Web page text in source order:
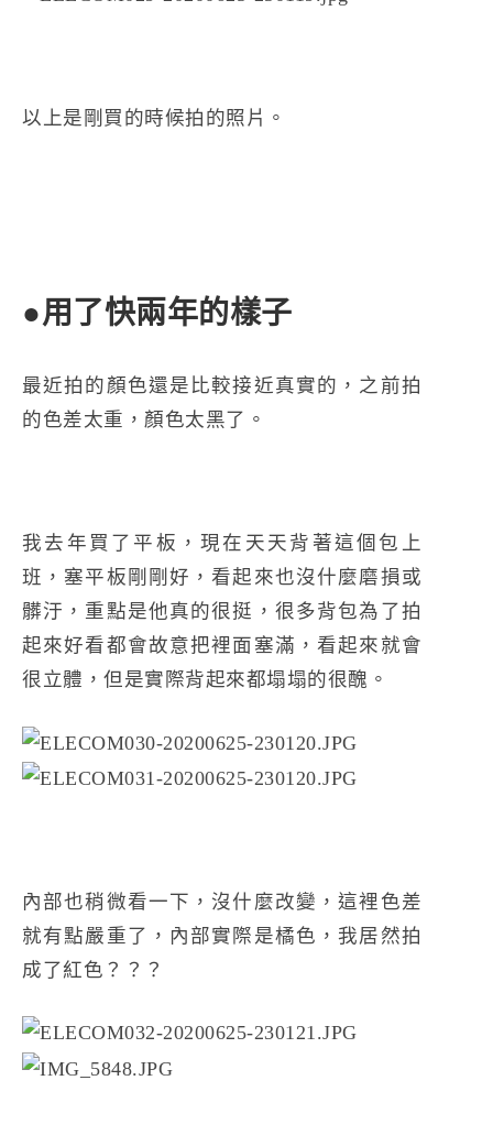
以上是剛買的時候拍的照片。
●用了快兩年的樣子
最近拍的顏色還是比較接近真實的，之前拍
的色差太重，顏色太黑了。
我去年買了平板，現在天天背著這個包上
班，塞平板剛剛好，看起來也沒什麼磨損或
髒汙，重點是他真的很挺，很多背包為了拍
起來好看都會故意把裡面塞滿，看起來就會
很立體，但是實際背起來都塌塌的很醜。
內部也稍微看一下，沒什麼改變，這裡色差
就有點嚴重了，內部實際是橘色，我居然拍
成了紅色？？？